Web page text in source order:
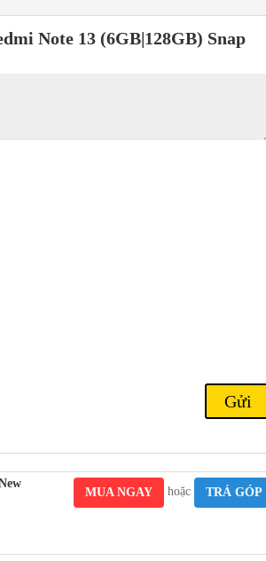
hoạthơnkhi chụp phong cảnh rộng hoặc các chi
trước 16.0Mpx Omnivision OV16A1Q với khẩu
gia các cuộc gọi video với bạn bè và gia đình.
trong giới đam mê công nghệ đang tìm kiếm một
Note 13 (6GB|128GB) Snap
MUA NGAY hoặc TRẢ GÓP